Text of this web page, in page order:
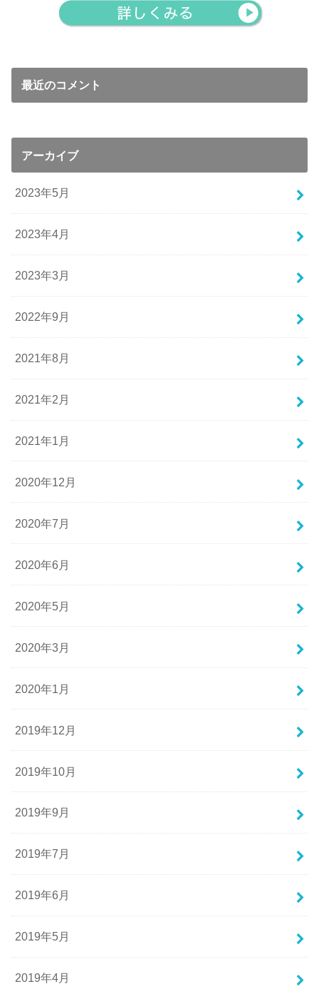
最近のコメント
アーカイブ
2023年5月
2023年4月
2023年3月
2022年9月
2021年8月
2021年2月
2021年1月
2020年12月
2020年7月
2020年6月
2020年5月
2020年3月
2020年1月
2019年12月
2019年10月
2019年9月
2019年7月
2019年6月
2019年5月
2019年4月